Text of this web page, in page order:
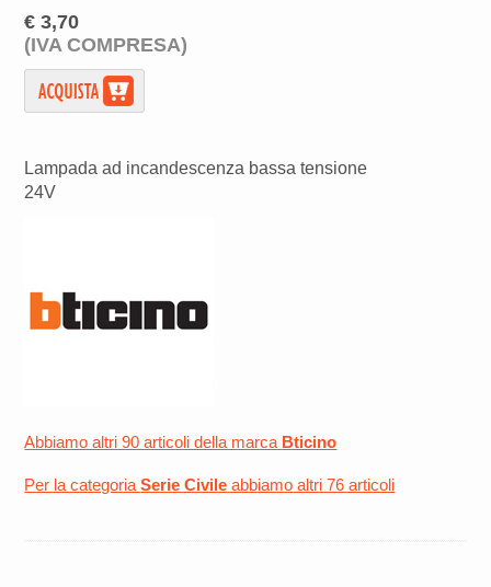
€ 3,70
(IVA COMPRESA)
Lampada ad incandescenza bassa tensione
24V
Abbiamo altri 90 articoli della marca Bticino
Per la categoriaSerie Civile abbiamo altri 76 articoli